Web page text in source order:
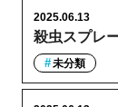
殺虫スプレ
2025.06.13
未分類